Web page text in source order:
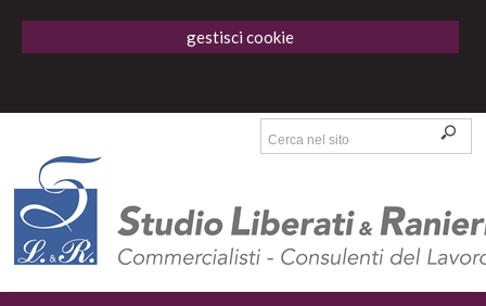
gestisci cookie